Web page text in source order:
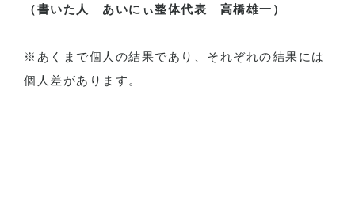
（書いた人 あいにぃ整体代表 高橋雄一）
※ あくまで個人の結果であり、それぞれの結果には
個人差があります。